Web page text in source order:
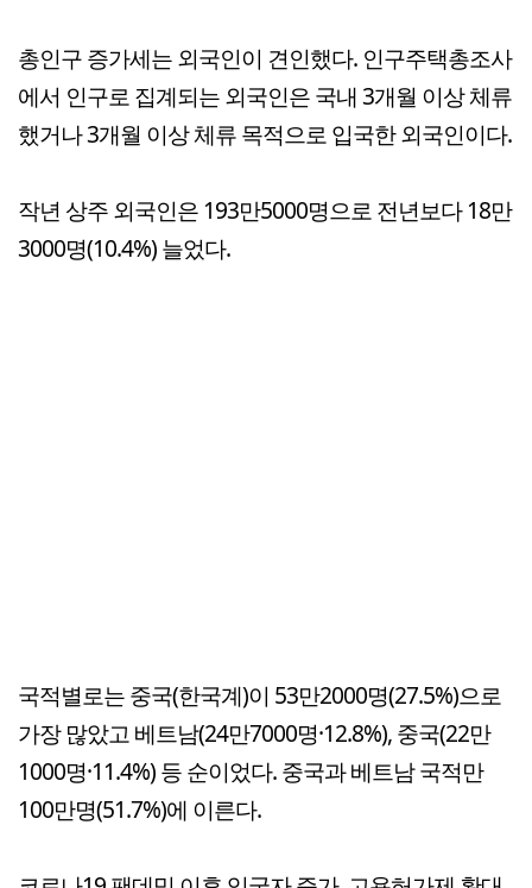
총인구 증가세는 외국인이 견인했다. 인구주택총조사
에서 인구로 집계되는 외국인은 국내 3개월 이상 체류
했거나 3개월 이상 체류 목적으로 입국한 외국인이다.
작년 상주 외국인은 193만5000명으로 전년보다 18만
3000명(10.4%) 늘었다.
국적별로는 중국(한국계)이 53만2000명(27.5%)으로
가장 많았고 베트남(24만7000명·12.8%), 중국(22만
1000명·11.4%) 등 순이었다. 중국과 베트남 국적만
100만명(51.7%)에 이른다.